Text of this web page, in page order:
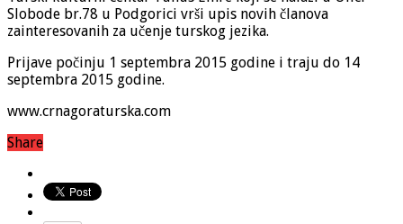
Slobode br.78 u Podgorici vrši upis novih članova
zainteresovanih za učenje turskog jezika.
Prijave počinju 1 septembra 2015 godine i traju do 14
septembra 2015 godine.
www.crnagoraturska.com
Share